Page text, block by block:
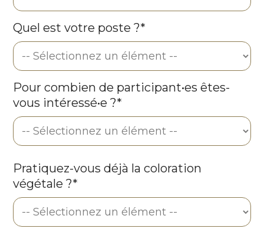
Quel est votre poste ?*
Pour combien de participant•es êtes-
vous intéressé•e ?*
Pratiquez-vous déjà la coloration
végétale ?*